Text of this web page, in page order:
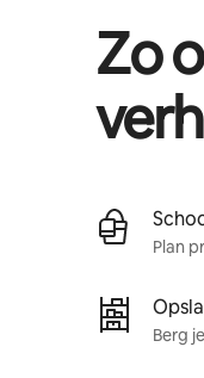
Zo
Plan
Berg